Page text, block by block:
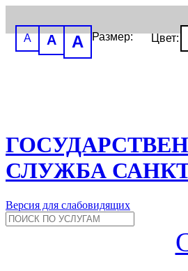
Размер:
A A A Цвет:
СЛУЖБА
Версия для слабовидящих